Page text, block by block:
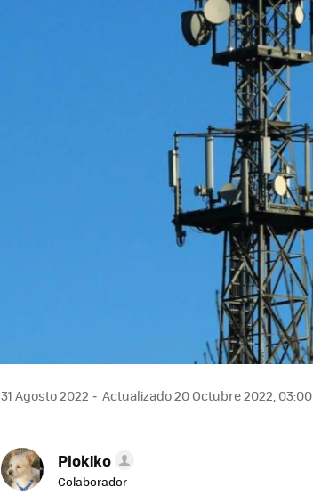
31 Agosto 2022 Actualizado 20 Octubre 2022, 03:00
Plokiko
Colaborador